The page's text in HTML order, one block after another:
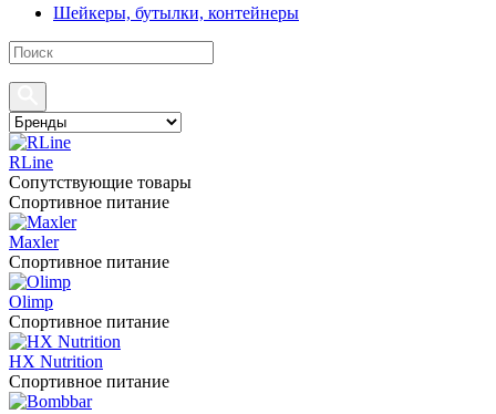
Шейкеры, бутылки, контейнеры
RLine
Сопутствующие товары
Спортивное питание
Maxler
Спортивное питание
Olimp
Спортивное питание
HX Nutrition
Спортивное питание